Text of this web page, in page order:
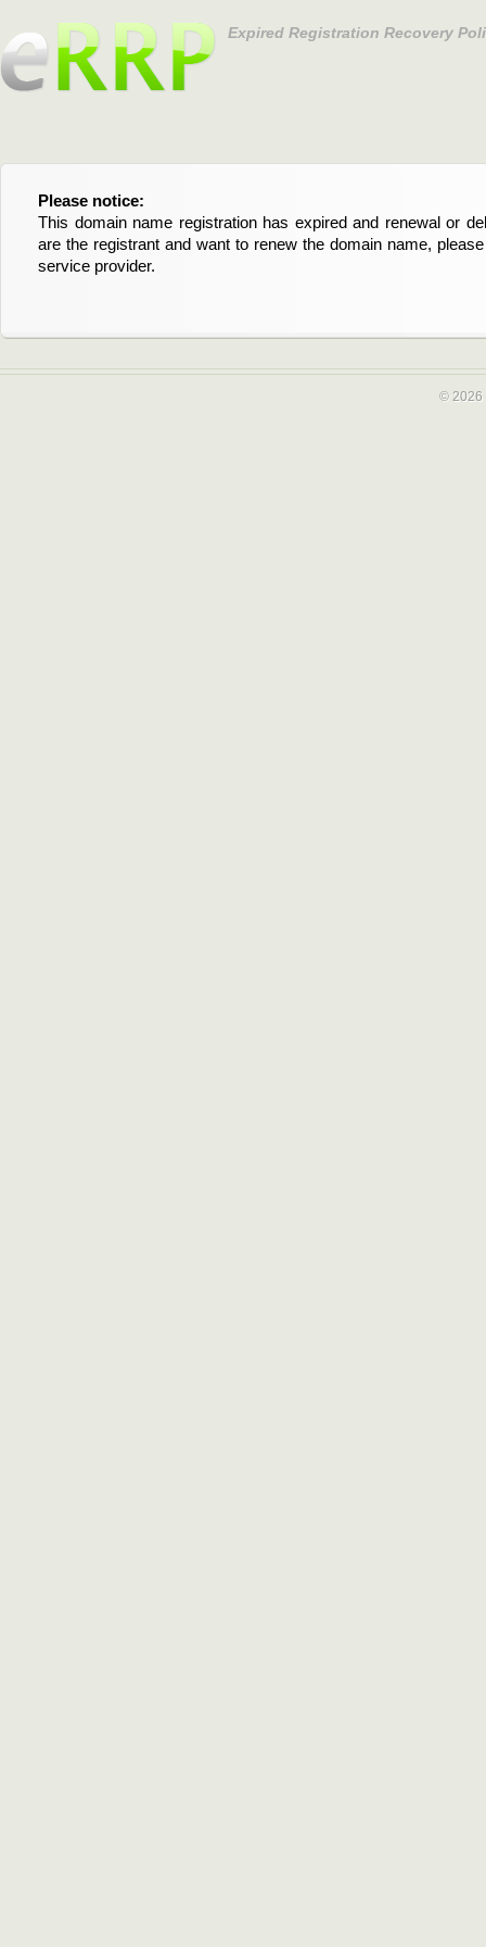
Expired Registration Recovery
Please notice:
This domain name registration has expired and renewal or
are the registrant and want to renew the domain name,
service provider.
Bitte beachten Sie:
Diese Domainregistrierung ist abgelaufen und die
Domain stehen an. Wenn Sie der Registrant sind und
verlängern möchten, kontaktieren Sie bitte Ihren Service-
© 2026